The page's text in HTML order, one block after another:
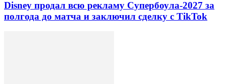
Disney продал всю рекламу Супербоула-2027 за
полгода до матча и заключил сделку с TikTok